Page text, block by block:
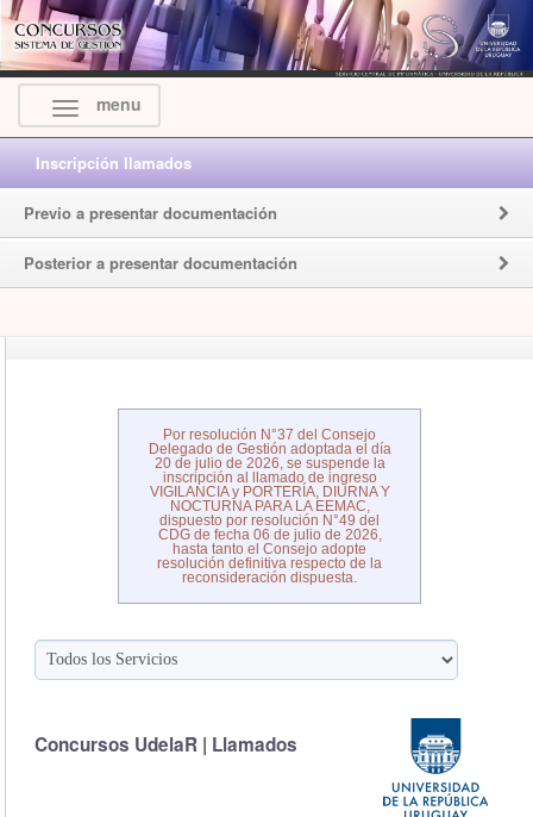
menu
Inscripción llamados
Previo a presentar documentación
Posterior a presentar documentación
Por resolución N°37 del Consejo
Delegado de Gestión adoptada el día
20 de julio de 2026, se suspende la
inscripción al llamado de ingreso
VIGILANCIA y PORTERÍA, DIURNA Y
NOCTURNA PARA LA EEMAC,
dispuesto por resolución N°49 del
CDG de fecha 06 de julio de 2026,
hasta tanto el Consejo adopte
resolución definitiva respecto de la
reconsideración dispuesta.
Concursos UdelaR | Llamados